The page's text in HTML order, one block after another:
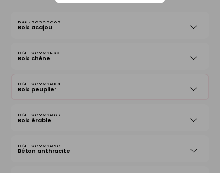
30362603
Bois acajou
30362599
Bois chêne
30362694
Bois peuplier
30362607
Bois érable
30362620
Béton anthracite